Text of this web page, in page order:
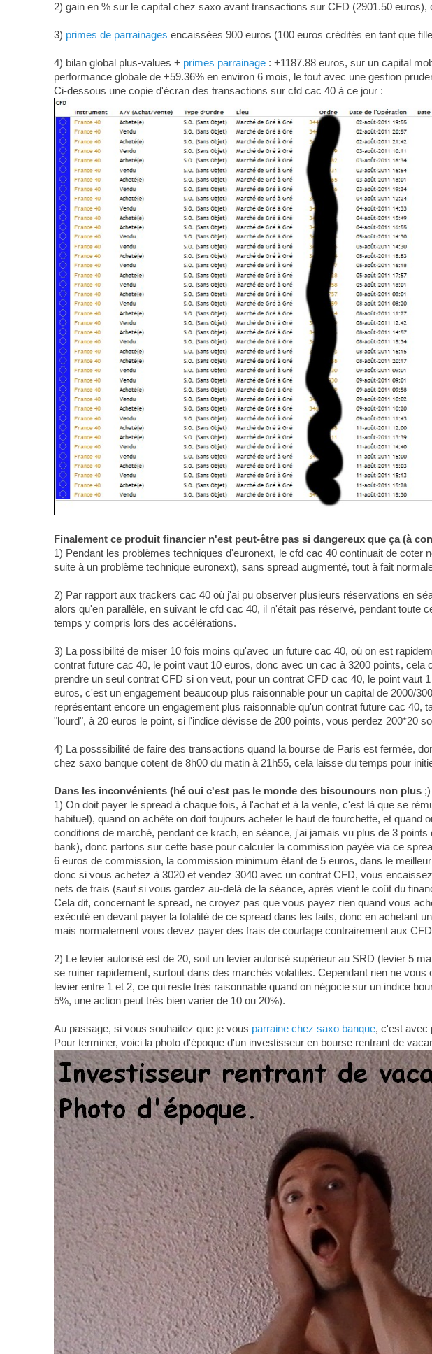
2) gain en % sur le capital chez saxo avant transactions sur CFD (2901.50
3) primes de parrainages encaissées 900 euros (100 euros crédités en tant que
4) bilan global plus-values + primes parrainage: +1187.88 euros, sur un capital
performance globale de +59.36% en environ 6 mois, le tout avec une gestion
Ci-dessous une copie d'écran des transactions sur cfd cac 40 à ce jour :
Finalement ce produit financier n'est peut-être pas si dangereux que ça (à
1) Pendant les problèmes techniques d'euronext, le cfd cac 40 continuait de
suite à un problème technique euronext), sans spread augmenté, tout à fait
2) Par rapport aux trackers cac 40 où j'ai pu observer plusieurs réservations en
alors qu'en parallèle, en suivant le cfd cac 40, il n'était pas réservé, pendant
temps y compris lors des accélérations.
3) La possibilité de miser 10 fois moins qu'avec un future cac 40, où on est
contrat future cac 40, le point vaut 10 euros, donc avec un cac à 3200 points,
prendre un seul contrat CFD si on veut, pour un contrat CFD cac 40, le point
euros, c'est un engagement beaucoup plus raisonnable pour un capital de 2000/
représentant encore un engagement plus raisonnable qu'un contrat future cac
"lourd", à 20 euros le point, si l'indice dévisse de 200 points, vous perdez 200*20
4) La posssibilité de faire des transactions quand la bourse de Paris est fermée,
chez saxo banque cotent de 8h00 du matin à 21h55, cela laisse du temps pour
Dans les inconvénients (hé oui c'est pas le monde des bisounours non plus
1) On doit payer le spread à chaque fois, à l'achat et à la vente, c'est là que se
habituel), quand on achète on doit toujours acheter le haut de fourchette, et
conditions de marché, pendant ce krach, en séance, j'ai jamais vu plus de 3
bank), donc partons sur cette base pour calculer la commission payée via ce
6 euros de commission, la commission minimum étant de 5 euros, dans le
donc si vous achetez à 3020 et vendez 3040 avec un contrat CFD, vous
nets de frais (sauf si vous gardez au-delà de la séance, après vient le coût du
Cela dit, concernant le spread, ne croyez pas que vous payez rien quand vous
exécuté en devant payer la totalité de ce spread dans les faits, donc en achetant
mais normalement vous devez payer des frais de courtage contrairement aux
2) Le levier autorisé est de 20, soit un levier autorisé supérieur au SRD (levier 5
se ruiner rapidement, surtout dans des marchés volatiles. Cependant rien ne
levier entre 1 et 2, ce qui reste très raisonnable quand on négocie sur un indice
5%, une action peut très bien varier de 10 ou 20%).
Au passage, si vous souhaitez que je vous parraine chez saxo banque, c'est avec
Pour terminer, voici la photo d'époque d'un investisseur en bourse rentrant de